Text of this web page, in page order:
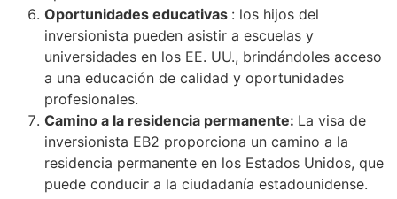
Oportunidades educativas : los hijos del
inversionista pueden asistir a escuelas y
universidades en los EE. UU., brindándoles acceso
a una educación de calidad y oportunidades
profesionales.
Camino a la residencia permanente: La visa de
inversionista EB2 proporciona un camino a la
residencia permanente en los Estados Unidos, que
puede conducir a la ciudadanía estadounidense.